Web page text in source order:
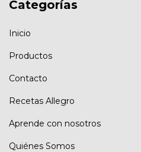
Categorías
Inicio
Productos
Contacto
Recetas Allegro
Aprende con nosotros
Quiénes Somos